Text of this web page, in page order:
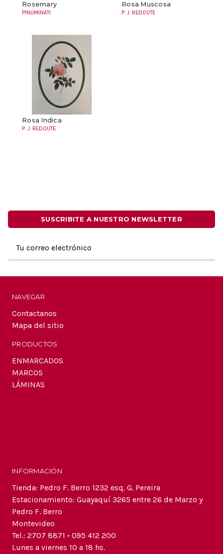
Rosemary
PINUMINATI
Rosa Muscosa
P. J. REDOUTE
Rosa Indica
P. J. REDOUTE
SUSCRIBITE A NUESTRO NEWSLETTER
electrónico
NAVEGAR
Contactanos
Mapa del sitio
PRODUCTOS
ENMARCADOS
MARCOS
LÁMINAS
INFORMACIÓN
Tienda: Pedro F. Berro 1232 esq. G. Pereira
Estacionamiento: Guayaquí 3265 entre 26 de Marzo y
Pedro F. Berro
Montevideo
Tel.: 2707 8871 • 095 412 200
Lunes a viernes 10 a 18 hs.